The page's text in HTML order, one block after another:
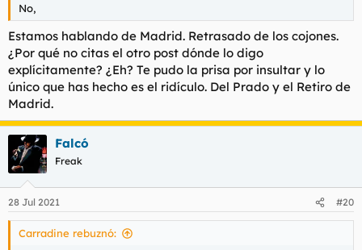
No,
Estamos hablando de Madrid. Retrasado de los cojones.
¿Por qué no citas el otro post dónde lo digo
explícitamente? ¿Eh? Te pudo la prisa por insultar y lo
único que has hecho es el ridículo. Del Prado y el Retiro de
Madrid.
Falcó
Freak
28 Jul 2021 #20
Carradine rebuznó: